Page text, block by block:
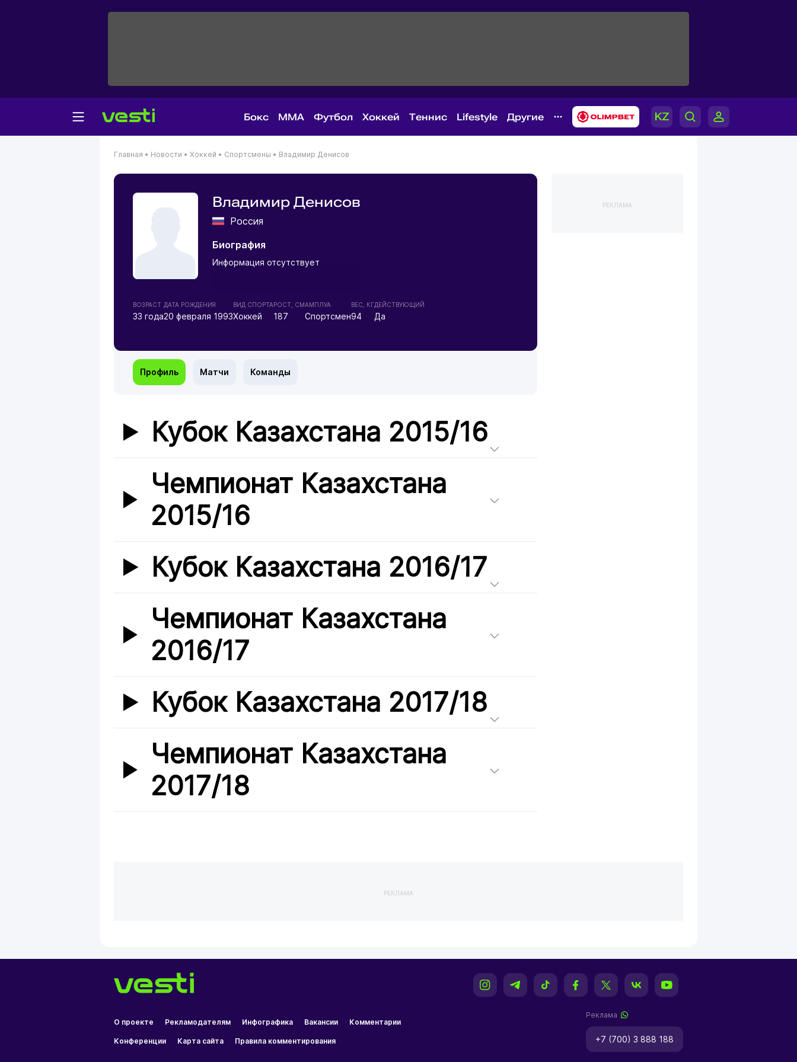
Бокс MMA Футбол Хоккей Теннис Lifestyle Другие
Главная • Новости • Хоккей • Спортсмены • Владимир Денисов
Владимир Денисов
Россия
Биография
Информация отсутствует
ВОЗРАСТ
33 года
ДАТА РОЖДЕНИЯ
20 февраля 1993
ВИД СПОРТА
Хоккей
РОСТ, СМ
187
АМПЛУА
Спортсмен
ВЕС, КГ
94
ДЕЙСТВУЮЩИЙ
Да
Профиль Матчи Команды
Кубок Казахстана 2015/16
Чемпионат Казахстана
2015/16
Кубок Казахстана 2016/17
Чемпионат Казахстана
2016/17
Кубок Казахстана 2017/18
Чемпионат Казахстана
2017/18
РЕКЛАМА
РЕКЛАМА
О проекте Рекламодателям Инфографика Вакансии Комментарии
Конференции Карта сайта Правила комментирования
Реклама
+7 (700) 3 888 188